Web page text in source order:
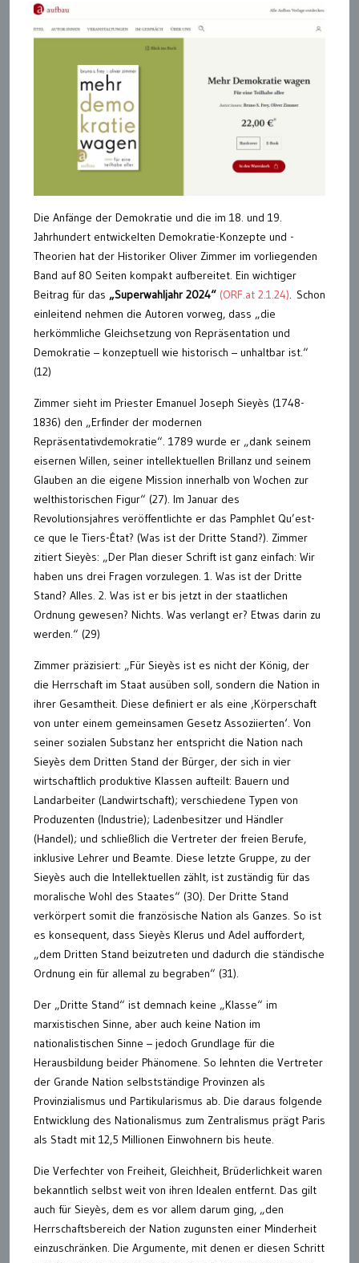
Die Anfänge der Demokratie und die im 18. und 19.
Jahrhundert entwickelten Demokratie-Konzepte und -
Theorien hat der Historiker Oliver Zimmer im vorliegenden
Band auf 80 Seiten kompakt aufbereitet. Ein wichtiger
Beitrag für das „Superwahljahr 2024“ (ORF.at 2.1.24). Schon
einleitend nehmen die Autoren vorweg, dass „die
herkömmliche Gleichsetzung von Repräsentation und
Demokratie – konzeptuell wie historisch – unhaltbar ist.“
(12)
Zimmer sieht im Priester Emanuel Joseph Sieyès (1748-
1836) den „Erfinder der modernen
Repräsentativdemokratie“. 1789 wurde er „dank seinem
eisernen Willen, seiner intellektuellen Brillanz und seinem
Glauben an die eigene Mission innerhalb von Wochen zur
welthistorischen Figur“ (27). Im Januar des
Revolutionsjahres veröffentlichte er das Pamphlet Qu’est-
ce que le Tiers-État? (Was ist der Dritte Stand?). Zimmer
zitiert Sieyès: „Der Plan dieser Schrift ist ganz einfach: Wir
haben uns drei Fragen vorzulegen. 1. Was ist der Dritte
Stand? Alles. 2. Was ist er bis jetzt in der staatlichen
Ordnung gewesen? Nichts. Was verlangt er? Etwas darin zu
werden.“ (29)
Zimmer präzisiert: „Für Sieyès ist es nicht der König, der
die Herrschaft im Staat ausüben soll, sondern die Nation in
ihrer Gesamtheit. Diese definiert er als eine ‚Körperschaft
von unter einem gemeinsamen Gesetz Assoziierten‘. Von
seiner sozialen Substanz her entspricht die Nation nach
Sieyès dem Dritten Stand der Bürger, der sich in vier
wirtschaftlich produktive Klassen aufteilt: Bauern und
Landarbeiter (Landwirtschaft); verschiedene Typen von
Produzenten (Industrie); Ladenbesitzer und Händler
(Handel); und schließlich die Vertreter der freien Berufe,
inklusive Lehrer und Beamte. Diese letzte Gruppe, zu der
Sieyès auch die Intellektuellen zählt, ist zuständig für das
moralische Wohl des Staates“ (30). Der Dritte Stand
verkörpert somit die französische Nation als Ganzes. So ist
es konsequent, dass Sieyès Klerus und Adel auffordert,
„dem Dritten Stand beizutreten und dadurch die ständische
Ordnung ein für allemal zu begraben“ (31).
Der „Dritte Stand“ ist demnach keine „Klasse“ im
marxistischen Sinne, aber auch keine Nation im
nationalistischen Sinne – jedoch Grundlage für die
Herausbildung beider Phänomene. So lehnten die Vertreter
der Grande Nation selbstständige Provinzen als
Provinzialismus und Partikularismus ab. Die daraus folgende
Entwicklung des Nationalismus zum Zentralismus prägt Paris
als Stadt mit 12,5 Millionen Einwohnern bis heute.
Die Verfechter von Freiheit, Gleichheit, Brüderlichkeit waren
bekanntlich selbst weit von ihren Idealen entfernt. Das gilt
auch für Sieyès, dem es vor allem darum ging, „den
Herrschaftsbereich der Nation zugunsten einer Minderheit
einzuschränken. Die Argumente, mit denen er diesen Schritt